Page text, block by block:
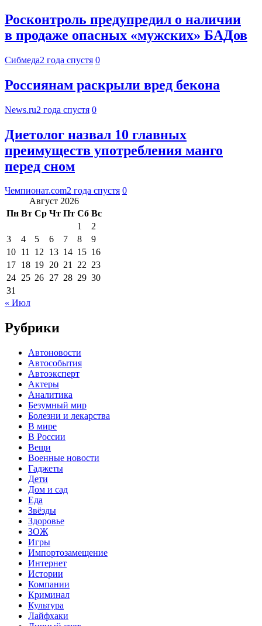
Росконтроль предупредил о наличии
в продаже опасных «мужских» БАДов
Сибмеда2 года спустя 0
Россиянам раскрыли вред бекона
News.ru2 года спустя 0
Диетолог назвал 10 главных
преимуществ употребления манго
перед сном
Чемпионат.com2 года спустя 0
Август 2026
Пн Вт Ср Чт Пт Сб Вс
1
2
3
4 5 6 7 8
9
10 11 12 13 14 15 16
17 18 19 20 21 22 23
24 25 26 27 28 29 30
31
« Июл
Рубрики
Автоновости
Автособытия
Автоэксперт
Актеры
Аналитика
Безумный мир
Болезни и лекарства
В мире
В России
Вещи
Военные новости
Гаджеты
Дети
Дом и сад
Еда
Звёзды
Здоровье
ЗОЖ
Игры
Импортозамещение
Интернет
Истории
Компании
Криминал
Культура
Лайфхаки